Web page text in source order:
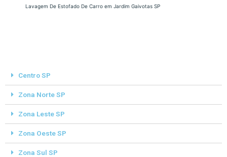
Lavagem De Estofado De Carro em Jardim Gaivotas SP
Centro SP
Zona Norte SP
Zona Leste SP
Zona Oeste SP
Zona Sul SP